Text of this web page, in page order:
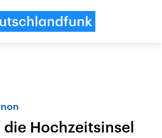
Hochzeitsinsel